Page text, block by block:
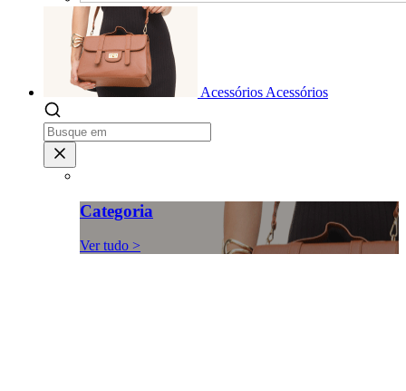
Acessórios Acessórios
Categoria
Ver tudo >